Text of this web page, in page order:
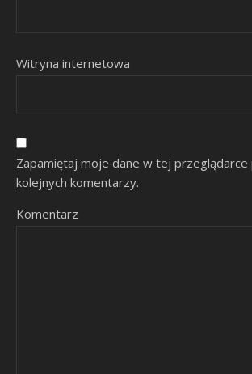
Witryna internetowa
Zapamiętaj moje dane w tej przeglądarce
kolejnych komentarzy.
Komentarz